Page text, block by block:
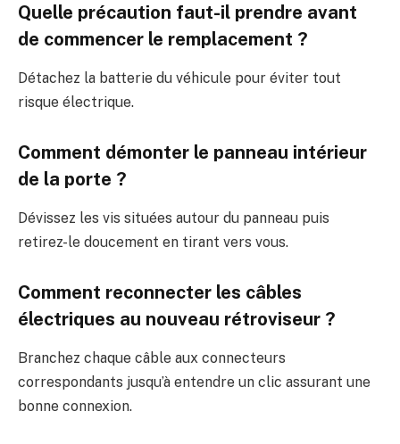
Quelle précaution faut-il prendre avant
de commencer le remplacement ?
Détachez la batterie du véhicule pour éviter tout
risque électrique.
Comment démonter le panneau intérieur
de la porte ?
Dévissez les vis situées autour du panneau puis
retirez-le doucement en tirant vers vous.
Comment reconnecter les câbles
électriques au nouveau rétroviseur ?
Branchez chaque câble aux connecteurs
correspondants jusqu’à entendre un clic assurant une
bonne connexion.